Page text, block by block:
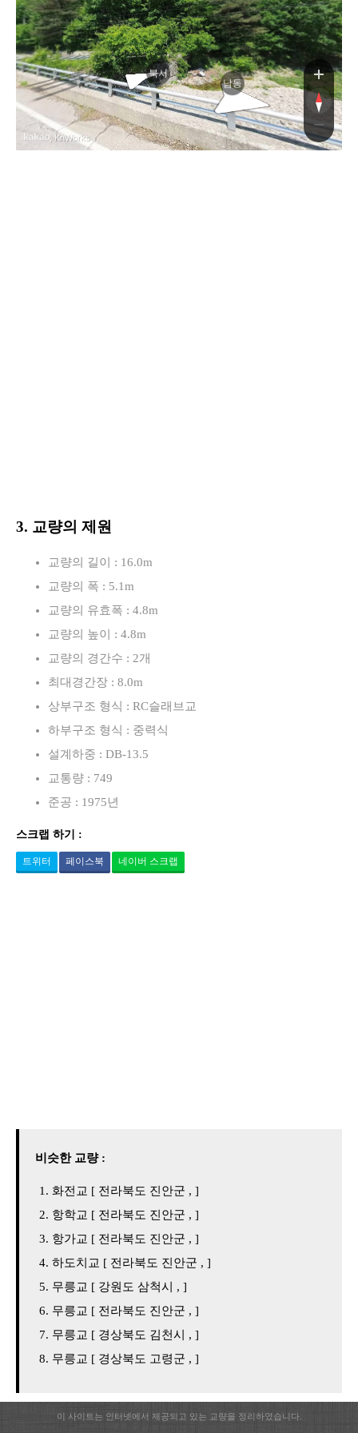
북서
남동
, KnWorks
3. 교량의 제원
교량의 길이 : 16.0m
교량의 폭 : 5.1m
교량의 유효폭 : 4.8m
교량의 높이 : 4.8m
교량의 경간수 : 2개
최대경간장 : 8.0m
상부구조 형식 : RC슬래브교
하부구조 형식 : 중력식
설계하중 : DB-13.5
교통량 : 749
준공 : 1975년
스크랩 하기 :
트위터 페이스북 네이버 스크랩
비슷한 교량 :
화전교 [ 전라북도 진안군 , ]
항학교 [ 전라북도 진안군 , ]
항가교 [ 전라북도 진안군 , ]
하도치교 [ 전라북도 진안군 , ]
무릉교 [ 강원도 삼척시 , ]
무릉교 [ 전라북도 진안군 , ]
무릉교 [ 경상북도 김천시 , ]
무릉교 [ 경상북도 고령군 , ]
이 사이트는 인터넷에서 제공되고 있는 교량을 정리하였습니다.